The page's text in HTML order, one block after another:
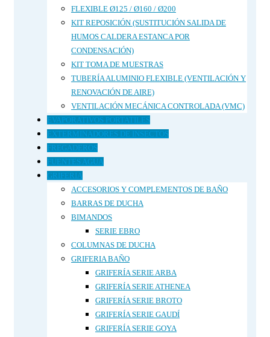
FLEXIBLE Ø125 / Ø160 / Ø200
KIT REPOSICIÓN (SUSTITUCIÓN SALIDA DE
HUMOS CALDERA ESTANCA POR
CONDENSACIÓN)
KIT TOMA DE MUESTRAS
TUBERÍA ALUMINIO FLEXIBLE (VENTILACIÓN Y
RENOVACIÓN DE AIRE)
VENTILACIÓN MECÁNICA CONTROLADA (VMC)
EVAPORATIVOS PORTATILES
EXTERMINADORES DE INSECTOS
FREGADEROS
FUENTES AGUA
GRIFERIA
ACCESORIOS Y COMPLEMENTOS DE BAÑO
BARRAS DE DUCHA
BIMANDOS
SERIE EBRO
COLUMNAS DE DUCHA
GRIFERIA BAÑO
GRIFERÍA SERIE ARBA
GRIFERÍA SERIE ATHENEA
GRIFERÍA SERIE BROTO
GRIFERÍA SERIE GAUDÍ
GRIFERÍA SERIE GOYA